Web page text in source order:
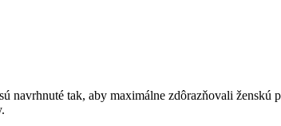
navrhnuté tak, aby maximálne zdôrazňovali